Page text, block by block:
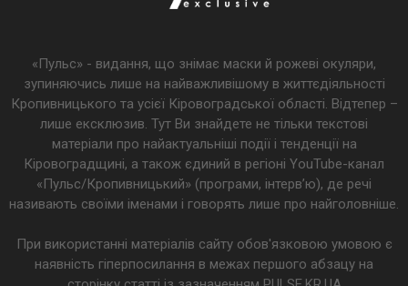
«Пульс» - видання, що знімає маски й рожеві окуляри,
зупиняючись лише на найважливішому в життєдіяльності
Кропивницького та усієї Кіровоградської області. Відтепер –
лише ексклюзив. Тут Ви знайдете не тільки текстові
матеріали про найактуальніші події і тенденції на
Кіровоградщині, а також єдиний в регіоні YouTube-канал
«Пульс/Кропивницький» (програми, інтерв’ю), де речі
називають своїми іменами і говорять лише про найголовніше.
При використанні матеріалів сайту обов'язковою умовою є
наявність гіперпосилання в межах першого абзацу на